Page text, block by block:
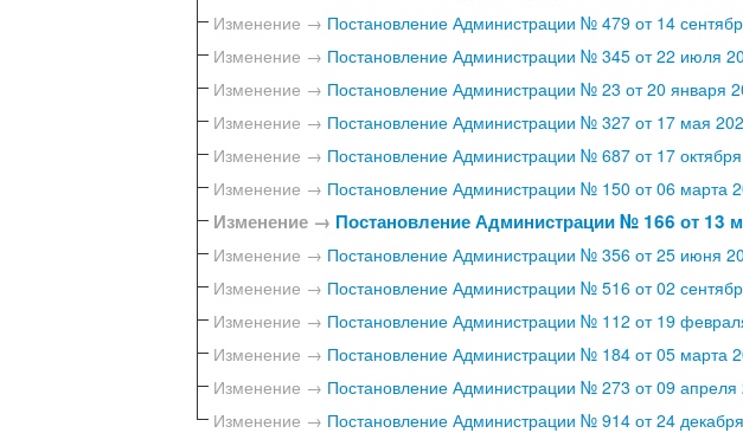
Изменение → Постановление Администрации № 479 от 14
Изменение → Постановление Администрации № 345 от 22 июля
Изменение → Постановление Администрации № 23 от 20 января
Изменение → Постановление Администрации № 327 от 17 мая
Изменение → Постановление Администрации № 687 от 17
Изменение → Постановление Администрации № 150 от 06 марта
Изменение → Постановление Администрации № 166 от 13
Изменение → Постановление Администрации № 356 от 25 июня
Изменение → Постановление Администрации № 516 от 02
Изменение → Постановление Администрации № 112 от 19
Изменение → Постановление Администрации № 184 от 05 марта
Изменение → Постановление Администрации № 273 от 09 апреля
Изменение → Постановление Администрации № 914 от 24